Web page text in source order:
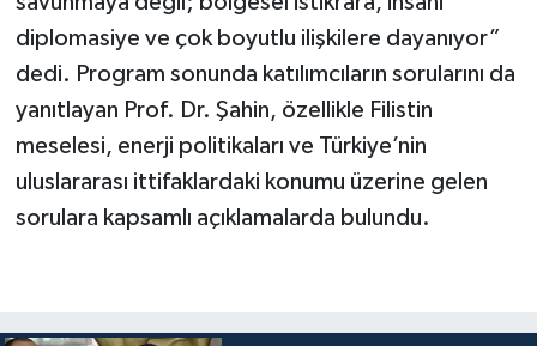
diplomasiye ve çok boyutlu ilişkilere dayanıyor”
dedi. Program sonunda katılımcıların sorularını da
yanıtlayan Prof. Dr. Şahin, özellikle Filistin
meselesi, enerji politikaları ve Türkiye’nin
uluslararası ittifaklardaki konumu üzerine gelen
sorulara kapsamlı açıklamalarda bulundu.